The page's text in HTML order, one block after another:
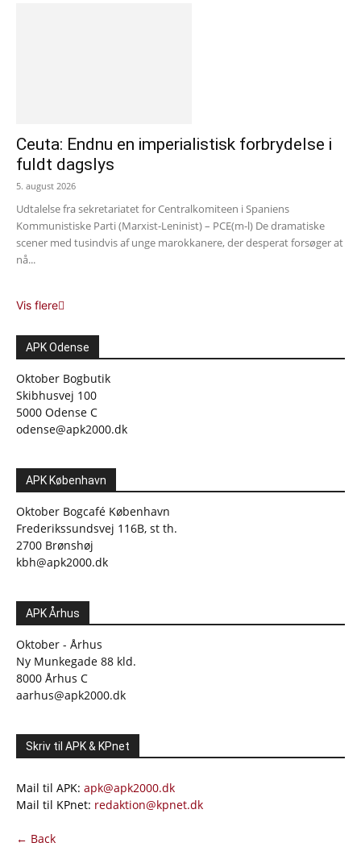
Ceuta: Endnu en imperialistisk forbrydelse i
fuldt dagslys
5. august 2026
Udtalelse fra sekretariatet for Centralkomiteen i Spaniens
Kommunistiske Parti (Marxist-Leninist) – PCE(m-l) De dramatiske
scener med tusindvis af unge marokkanere, der desperat forsøger at
nå...
Vis flere
APK Odense
Oktober Bogbutik
Skibhusvej 100
5000 Odense C
odense@apk2000.dk
APK København
Oktober Bogcafé København
Frederikssundsvej 116B, st th.
2700 Brønshøj
kbh@apk2000.dk
APK Århus
Oktober - Århus
Ny Munkegade 88 kld.
8000 Århus C
aarhus@apk2000.dk
Skriv til APK & KPnet
Mail til APK: apk@apk2000.dk
Mail til KPnet: redaktion@kpnet.dk
← Back